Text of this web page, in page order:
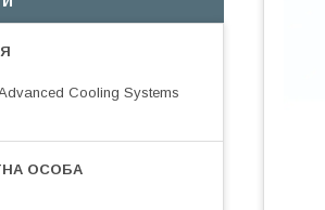
Cooling Systems